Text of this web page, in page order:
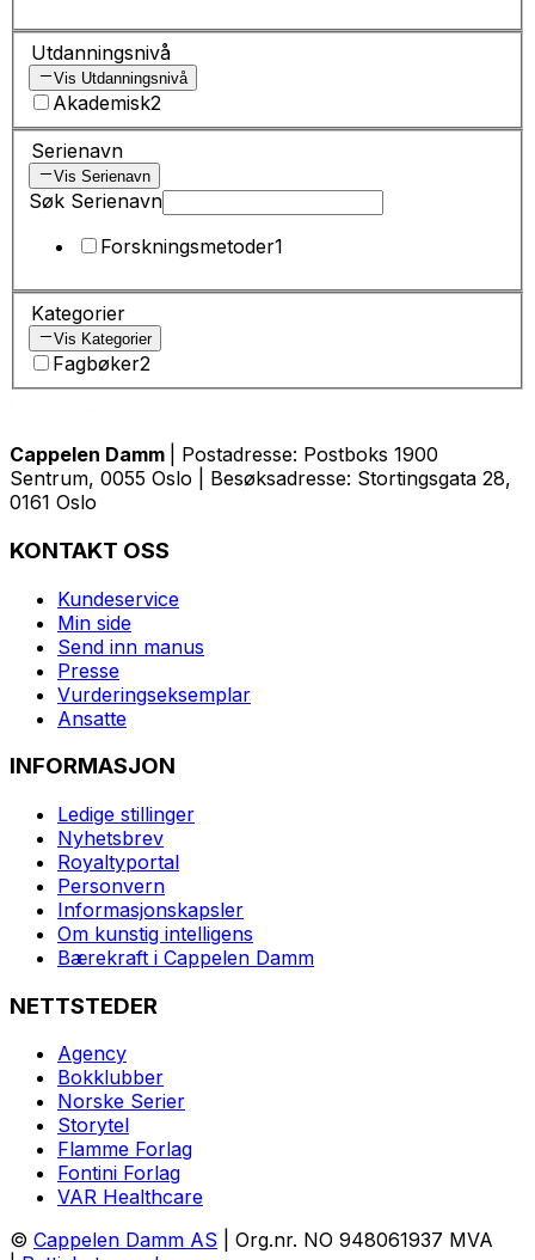
Utdanningsnivå
Vis Utdanningsnivå
Akademisk2
Serienavn
Vis Serienavn
Søk Serienavn
Forskningsmetoder1
Kategorier
Vis Kategorier
Fagbøker2
Cappelen Damm
| Postadresse: Postboks 1900
Sentrum, 0055 Oslo | Besøksadresse: Stortingsgata 28,
0161 Oslo
KONTAKT OSS
Kundeservice
Min side
Send inn manus
Presse
Vurderingseksemplar
Ansatte
INFORMASJON
Ledige stillinger
Nyhetsbrev
Royaltyportal
Personvern
Informasjonskapsler
Om kunstig intelligens
Bærekraft i Cappelen Damm
NETTSTEDER
Agency
Bokklubber
Norske Serier
Storytel
Flamme Forlag
Fontini Forlag
VAR Healthcare
© Cappelen Damm AS | Org.nr. NO 948061937 MVA